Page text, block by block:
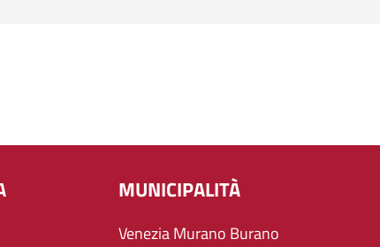
MUNICIPALITÀ
Venezia Murano Burano